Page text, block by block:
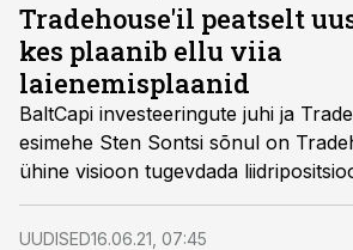
Tradehouse'il peatselt
kes plaanib ellu viia
laienemisplaanid
BaltCapi investeeringute juhi ja
esimehe Sten Sontsi sõnul on
ühine visioon tugevdada
viia tänaseks edukalt tõestanud
kontseptsioon välisturgudele.
UUDISED16.06.21, 07:45